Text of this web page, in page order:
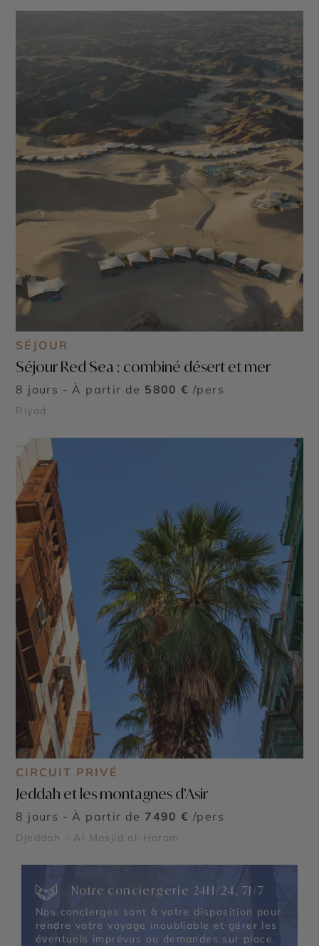
SÉJOUR
Séjour Red Sea : combiné désert et mer
8 jours - À partir de 5800 € /pers
Riyad
CIRCUIT PRIVÉ
Jeddah et les montagnes d’Asir
8 jours - À partir de 7490 € /pers
Djeddah - Al Masjid al-Haram
Notre conciergerie 24H/24, 7J/7
Nos concierges sont à votre disposition pour
rendre votre voyage inoubliable et gérer les
éventuels imprévus ou demandes sur place.